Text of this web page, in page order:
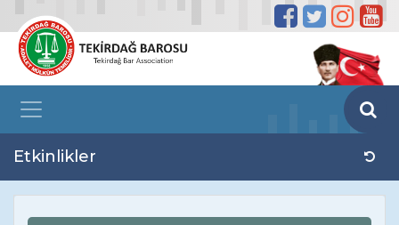
Etkinlikler